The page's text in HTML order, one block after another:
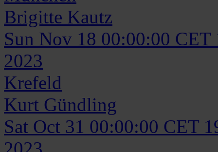
Brigitte Kautz
Sun Nov 18 00:00:00 CET
2023
Krefeld
Kurt Gündling
Sat Oct 31 00:00:00 CET